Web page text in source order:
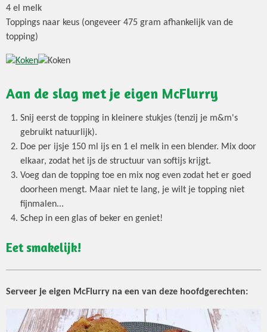
4 el melk
Toppings naar keus (ongeveer 475 gram afhankelijk van de
topping)
Aan de slag met je eigen McFlurry
Snij eerst de topping in kleinere stukjes (tenzij je m&m's
gebruikt natuurlijk).
Doe per ijsje 150 ml ijs en 1 el melk in een blender. Mix door
elkaar, zodat het ijs de structuur van softijs krijgt.
Voeg dan de topping toe en mix nog even zodat het er goed
doorheen mengt. Maar niet te lang, je wilt je topping niet
fijnmalen...
Schep in een glas of beker en geniet!
Eet smakelijk!
Serveer je eigen McFlurry na een van deze hoofdgerechten: